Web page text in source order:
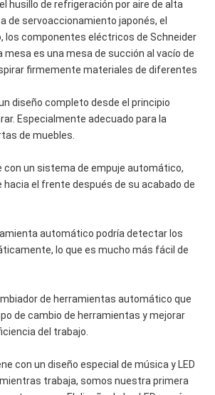
husillo de refrigeración por aire de alta
de servoaccionamiento japonés, el
los componentes eléctricos de Schneider
mesa es una mesa de succión al vacío de
firmemente materiales de diferentes
diseño completo desde el principio
Especialmente adecuado para la
de muebles.
con un sistema de empuje automático,
hacia el frente después de su acabado de
automático podría detectar los
lo que es mucho más fácil de
de herramientas automático que
de cambio de herramientas y mejorar
del trabajo.
con un diseño especial de música y LED
trabaja, somos nuestra primera